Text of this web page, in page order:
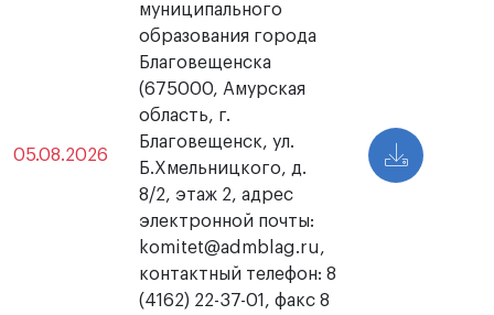
05.08.2026
муниципального
образования города
Благовещенска
(675000, Амурская
область, г.
Благовещенск, ул.
Б.Хмельницкого, д.
8/2, этаж 2, адрес
электронной почты:
komitet@admblag.ru,
контактный телефон: 8
(4162) 22-37-01, факс 8